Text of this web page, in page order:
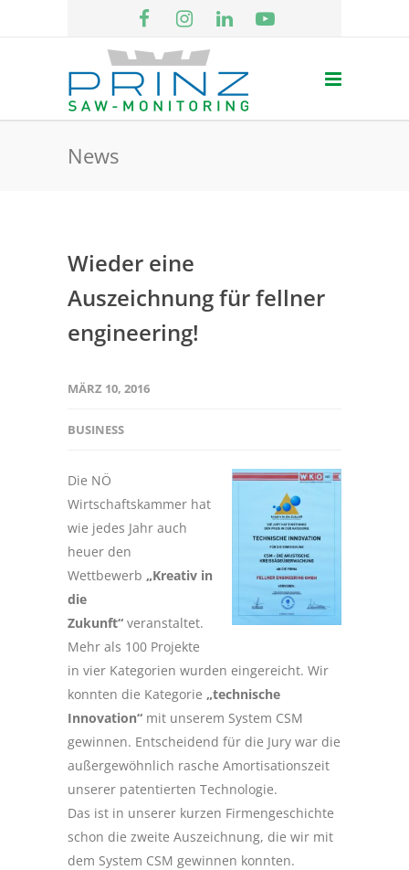
News
Wieder eine
Auszeichnung für fellner
engineering!
MÄRZ 10, 2016
BUSINESS
Die NÖ
Wirtschaftskammer hat
wie jedes Jahr auch
heuer den
Wettbewerb „Kreativ in
die
Zukunft“ veranstaltet.
Mehr als 100 Projekte
in vier Kategorien wurden eingereicht. Wir
konnten die Kategorie „technische
Innovation“ mit unserem System CSM
gewinnen. Entscheidend für die Jury war die
außergewöhnlich rasche Amortisationszeit
unserer patentierten Technologie.
Das ist in unserer kurzen Firmengeschichte
schon die zweite Auszeichnung, die wir mit
dem System CSM gewinnen konnten.